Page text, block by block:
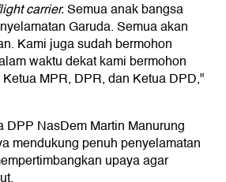
carrier.Semua anak bangsa
Garuda. Semua akan
Kami juga sudah bermohon
waktu dekat kami bermohon
MPR, DPR, dan Ketua DPD,"
DPP NasDem Martin Manurung
mendukung penuh penyelamatan
upaya agar